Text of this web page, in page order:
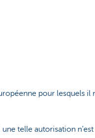
pour lesquels il
telle autorisation n’est